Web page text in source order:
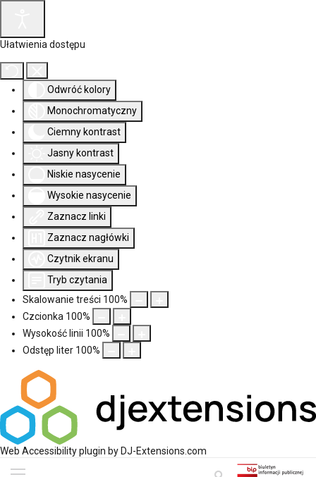
Ułatwienia dostępu
Odwróć kolory
Monochromatyczny
Ciemny kontrast
Jasny kontrast
Niskie nasycenie
Wysokie nasycenie
Zaznacz linki
Zaznacz nagłówki
Czytnik ekranu
Tryb czytania
Skalowanie treści 100%
Czcionka 100%
Wysokość linii 100%
Odstęp liter 100%
Web Accessibility plugin by DJ-Extensions.com